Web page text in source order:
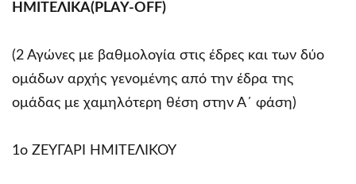
ΗΜΙΤΕΛΙΚΑ(PLAY-OFF)
(2 Αγώνες με βαθμολογία στις έδρες και των δύο
ομάδων αρχής γενομένης από την έδρα της
ομάδας με χαμηλότερη θέση στην Α΄ φάση)
1ο ΖΕΥΓΑΡΙ ΗΜΙΤΕΛΙΚΟΥ